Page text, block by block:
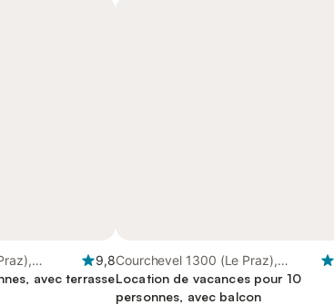
9,8
avec terrasse
Courchevel 1300 (Le Praz),
Courchevel
Location de vacances pour 10
personnes, avec balcon